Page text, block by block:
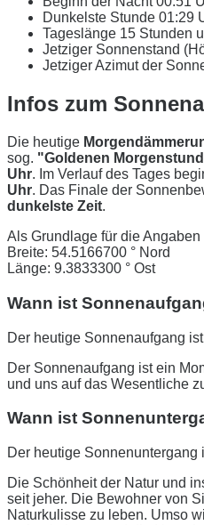
Dunkelste Stunde 01:29
Tageslänge 15 Stunden
Jetziger Sonnenstand
Jetziger Azimut der
Infos zum
Die heutige
sog. "Goldenen
Uhr. Im Verlauf des Tages
Uhr. Das Finale der
dunkelste Zeit.
Als Grundlage für die
Breite: 54.5166700 ° Nord
Länge: 9.3833300 ° Ost
Wann ist
Der heutige Sonnenaufgang
Der Sonnenaufgang ist ein
und uns auf das Wesentliche
Wann ist
Der heutige Sonnenuntergang
Die Schönheit der Natur und
seit jeher. Die Bewohner von
Naturkulisse zu leben. Umso